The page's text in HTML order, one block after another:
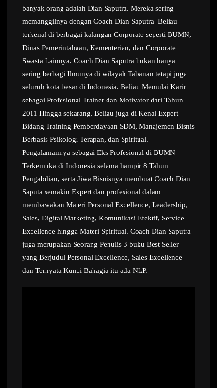
banyak orang adalah Dian Saputra. Mereka sering
memanggilnya dengan Coach Dian Saputra. Beliau
terkenal di berbagai kalangan Corporate seperti BUMN,
Dinas Pemerintahaan, Kementerian, dan Corporate
Swasta Lainnya. Coach Dian Saputra bukan hanya
sering berbagi Ilmunya di wilayah Tabanan tetapi juga
seluruh kota besar di Indonesia. Beliau Memulai Karir
sebagai Profesional Trainer dan Motivator dari Tahun
2011 Hingga sekarang. Beliau juga di Kenal Expert
Bidang Training Pemberdayaan SDM, Manajemen Bisnis
Berbasis Psikologi Terapan, dan Spiritual.
Pengalamannya sebagai Eks Profesional di BUMN
Terkemuka di Indonesia selama hampir 8 Tahun
Pengabdian, serta Jiwa Bisnisnya membuat Coach Dian
Saputa semakin Expert dan profesional dalam
membawakan Materi Personal Excellence, Leadership,
Sales, Digital Marketing, Komunikasi Efektif, Service
Excellence hingga Materi Spiritual. Coach Dian Saputra
juga merupakan Seorang Penulis 3 buku Best Seller
yang Berjudul Personal Excellence, Sales Excellence
dan Ternyata Kunci Bahagia itu ada NLP.